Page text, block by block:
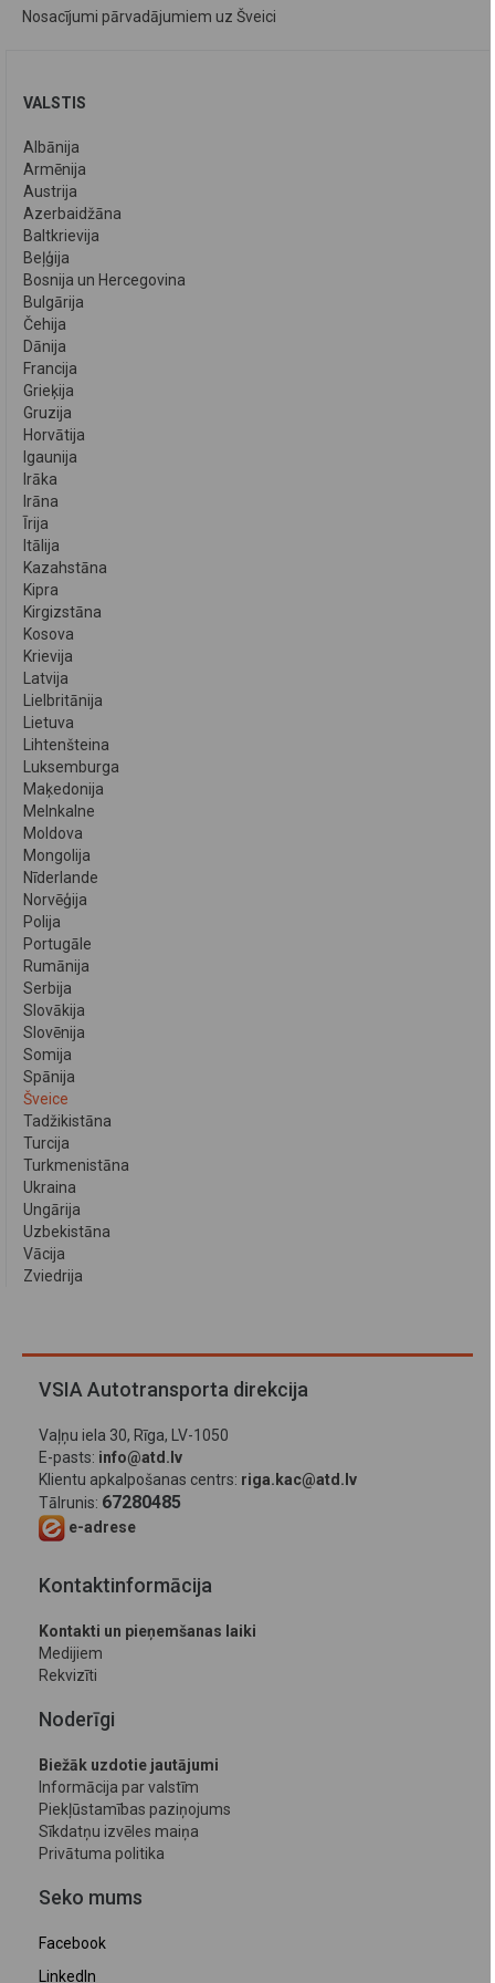
Nosacījumi pārvadājumiem uz Šveici
VALSTIS
Albānija
Armēnija
Austrija
Azerbaidžāna
Baltkrievija
Beļģija
Bosnija un Hercegovina
Bulgārija
Čehija
Dānija
Francija
Grieķija
Gruzija
Horvātija
Igaunija
Irāka
Irāna
Īrija
Itālija
Kazahstāna
Kipra
Kirgizstāna
Kosova
Krievija
Latvija
Lielbritānija
Lietuva
Lihtenšteina
Luksemburga
Maķedonija
Melnkalne
Moldova
Mongolija
Nīderlande
Norvēģija
Polija
Portugāle
Rumānija
Serbija
Slovākija
Slovēnija
Somija
Spānija
Šveice
Tadžikistāna
Turcija
Turkmenistāna
Ukraina
Ungārija
Uzbekistāna
Vācija
Zviedrija
VSIA Autotransporta direkcija
Vaļņu iela 30, Rīga, LV-1050
E-pasts: info@atd.lv
Klientu apkalpošanas centrs: riga.kac@atd.lv
Tālrunis: 67280485
e-adrese
Kontaktinformācija
Kontakti un pieņemšanas laiki
Medijiem
Rekvizīti
Noderīgi
Biežāk uzdotie jautājumi
Informācija par valstīm
Piekļūstamības paziņojums
Sīkdatņu izvēles maiņa
Privātuma politika
Seko mums
Facebook
LinkedIn